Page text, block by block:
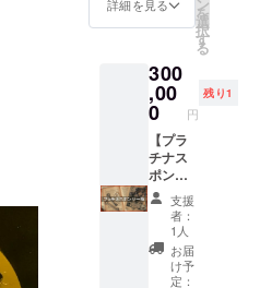
後、
申し付
けくだ
さい ★
目標未
達成の
場合は
全額返
金！
--【放送
-----------
- 『番組
を放送
する前
に、今
年6月に
実施し
たクラ
ウド
ファン
ディン
グわざ
のわで
リンク
を張り
読み上
げた放
送は、
BGMな
しの音
声ファ
イルを
提供致
しま
す。
BGMを
入れた
い場合
掲載し
ます ※1
のわサ
イトの
全ペー
ジの
フッ
ター
に、企
業や屋
号のロ
ゴや
マーク
を掲載
します
詳細を見る を
選
択
す
る
300
,00
0 円
残り1
【プラ
チナス
ポン
サー
権】 1.
わざの
わサイ
トの全
ページ
支援
者：
1人
お届
け予
定：